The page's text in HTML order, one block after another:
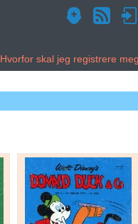
Hvorfor skal jeg registrere meg